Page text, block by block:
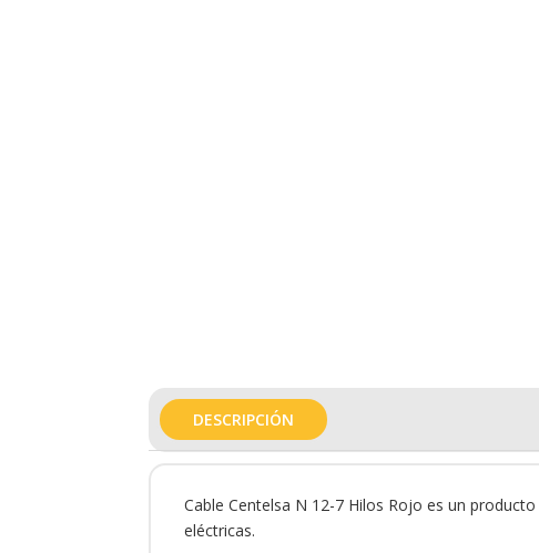
DESCRIPCIÓN
Cable Centelsa N 12-7 Hilos Rojo es un
eléctricas.